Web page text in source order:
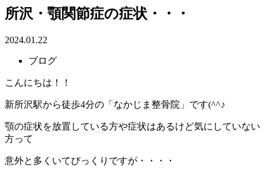
所沢・顎関節症の症状・・・
2024.01.22
ブログ
こんにちは！！
新所沢駅から徒歩4分の「なかじま整骨院」です(^^♪
顎の症状を放置している方や症状はあるけど気にしていない
方って
意外と多くいてびっくりですが・・・・